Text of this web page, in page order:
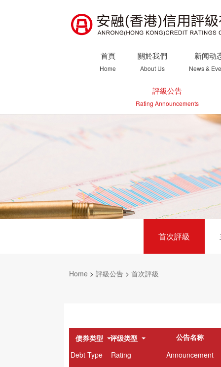
首頁
Home
關於我們
About Us
新闻动
News &
評級公告
Rating Announcements
首次評級
Home > 評級公告 > 首次評級
债券类型 评级类型
公告名称
Debt Type
Rating
Announcement